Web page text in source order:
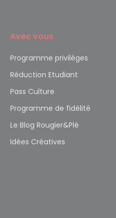
Avec vous
Programme privilèges
Réduction Etudiant
Pass Culture
Programme de fidélité
Le Blog Rougier&Plé
Idées Créatives